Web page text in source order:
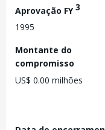
Aprovação FY3
1995
Montante do
compromisso
US$ 0.00 milhões